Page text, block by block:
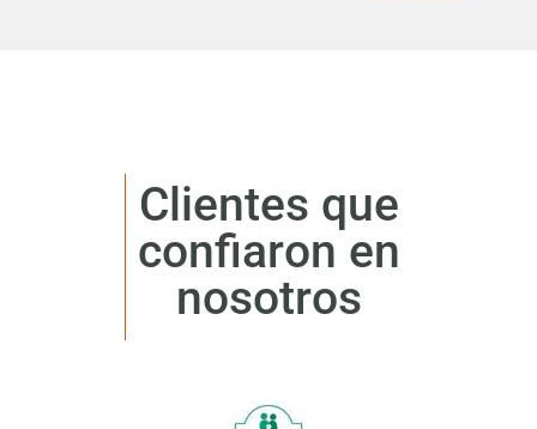
Clientes que
confiaron en
nosotros